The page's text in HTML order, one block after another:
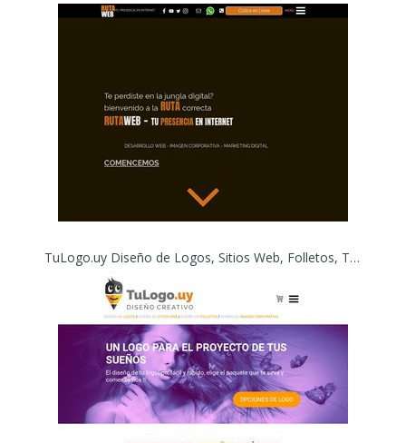
TuLogo.uy Diseño de Logos, Sitios Web, Folletos, Tarjetas, Redes Sociales. Diseño Creativo